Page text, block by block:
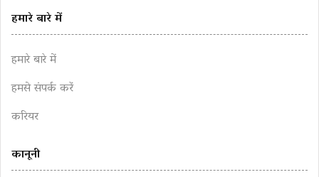
हमारे बारे में
हमारे बारे में
हमसे संपर्क करें
करियर
कानूनी